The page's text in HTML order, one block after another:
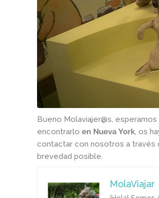
Bueno Molaviajer@s,
encontrarlo en Nueva York, os
contactar con nosotros a través
brevedad posible.
MolaViajar